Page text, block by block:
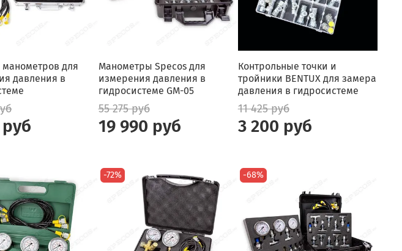
манометров для
давления в
Манометры Specos для
измерения давления в
гидросистеме GM-05
55 275 руб
19 990 руб
Контрольные точки и
тройники BENTUX для замера
давления в гидросистеме
11 425 руб
3 200 руб
-72% -68%